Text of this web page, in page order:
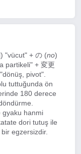
"vücut" + の (no)
partikeli" + 変更
pivot".
tuttuğunda ön
180 derece
gyaku hanmi
dori tutuş ile
bir egzersizdir.